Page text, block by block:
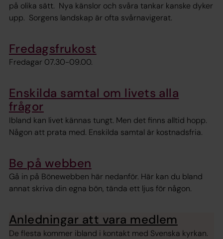
på olika sätt. Nya känslor och svåra tankar kanske dyker
upp. Sorgens landskap är ofta svårnavigerat.
Fredagsfrukost
Fredagar 07.30-09.00.
Enskilda samtal om livets alla
frågor
Ibland kan livet kännas tungt. Men det finns alltid hopp.
Någon att prata med. Enskilda samtal är kostnadsfria.
Be på webben
Gå in på Bönewebben här nedanför. Här kan du bland
annat skriva din egna bön, tända ett ljus för någon.
Anledningar att vara medlem
De flesta kommer ibland i kontakt med Svenska kyrkan.